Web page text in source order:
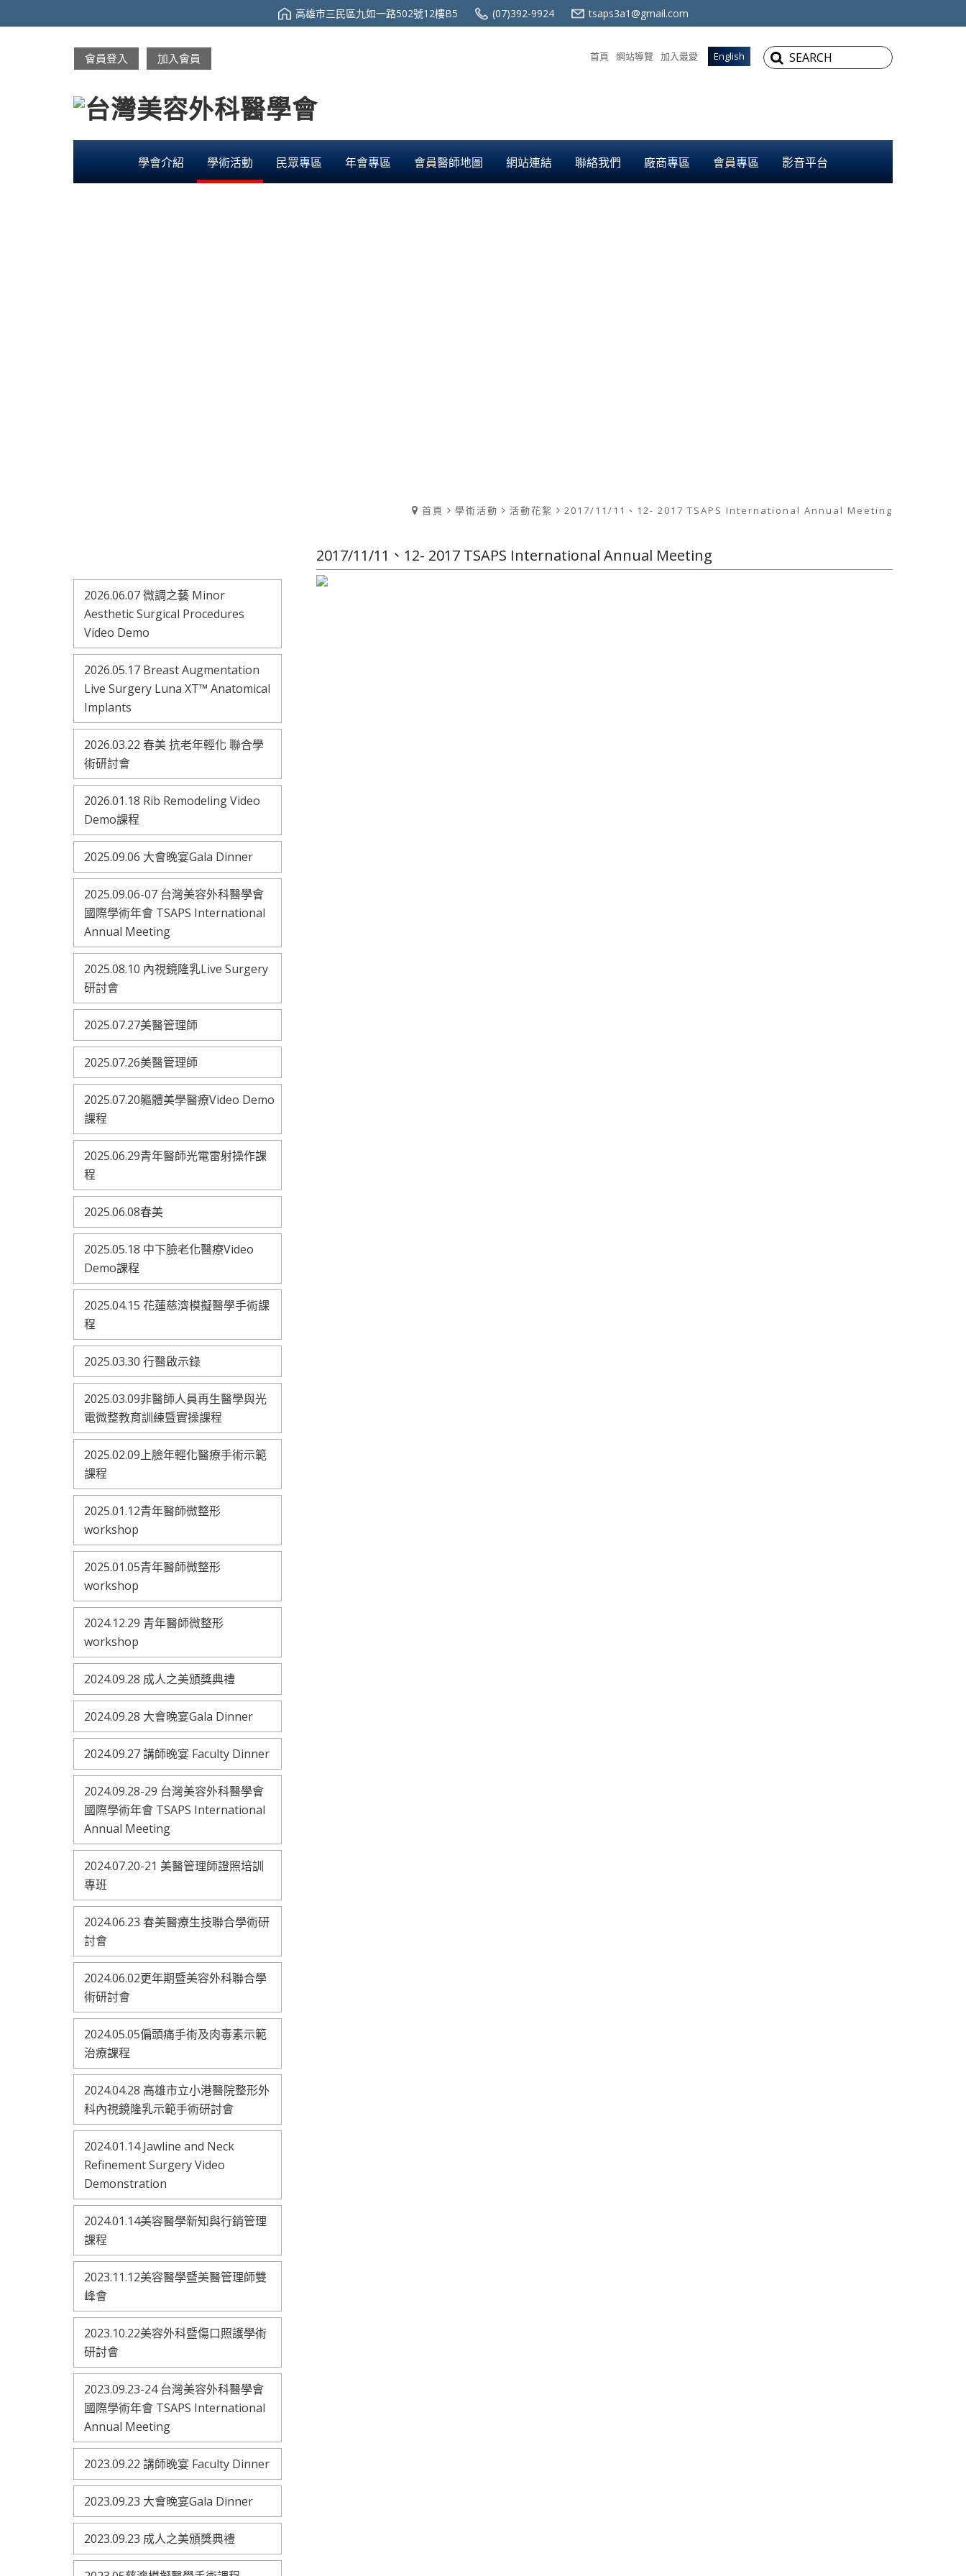
高雄市三民區九如一路502號12樓B5 (07)392-9924 tsaps3a1@gmail.com
首頁 網站導覽 加入最愛 English
會員登入 加入會員
學會介紹 學術活動 民眾專區 年會專區 會員醫師地圖 網站連結 聯絡我們 廠商專區 會員專區 影音平台
首頁 學術活動 活動花絮 2017/11/11、12- 2017 TSAPS International Annual Meeting
2026.06.07 微調之藝 Minor
Aesthetic Surgical Procedures
Video Demo
2026.05.17 Breast Augmentation
Live Surgery Luna XT™ Anatomical
Implants
2026.03.22 春美 抗老年輕化 聯合學
術研討會
2026.01.18 Rib Remodeling Video
Demo課程
2025.09.06 大會晚宴Gala Dinner
2025.09.06-07 台灣美容外科醫學會
國際學術年會 TSAPS International
Annual Meeting
2025.08.10 內視鏡隆乳Live Surgery
研討會
2025.07.27美醫管理師
2025.07.26美醫管理師
2025.07.20軀體美學醫療Video Demo
課程
2025.06.29青年醫師光電雷射操作課
程
2025.06.08春美
2025.05.18 中下臉老化醫療Video
Demo課程
2025.04.15 花蓮慈濟模擬醫學手術課
程
2025.03.30 行醫啟示錄
2025.03.09非醫師人員再生醫學與光
電微整教育訓練暨實操課程
2025.02.09上臉年輕化醫療手術示範
課程
2025.01.12青年醫師微整形
workshop
2025.01.05青年醫師微整形
workshop
2024.12.29 青年醫師微整形
workshop
2024.09.28 成人之美頒獎典禮
2024.09.28 大會晚宴Gala Dinner
2024.09.27 講師晚宴 Faculty Dinner
2024.09.28-29 台灣美容外科醫學會
國際學術年會 TSAPS International
Annual Meeting
2024.07.20-21 美醫管理師證照培訓
專班
2024.06.23 春美醫療生技聯合學術研
討會
2024.06.02更年期暨美容外科聯合學
術研討會
2024.05.05偏頭痛手術及肉毒素示範
治療課程
2024.04.28 高雄市立小港醫院整形外
科內視鏡隆乳示範手術研討會
2024.01.14 Jawline and Neck
Refinement Surgery Video
Demonstration
2024.01.14美容醫學新知與行銷管理
課程
2023.11.12美容醫學暨美醫管理師雙
峰會
2023.10.22美容外科暨傷口照護學術
研討會
2023.09.23-24 台灣美容外科醫學會
國際學術年會 TSAPS International
Annual Meeting
2023.09.22 講師晚宴 Faculty Dinner
2023.09.23 大會晚宴Gala Dinner
2023.09.23 成人之美頒獎典禮
2017/11/11、12- 2017 TSAPS International Annual Meeting